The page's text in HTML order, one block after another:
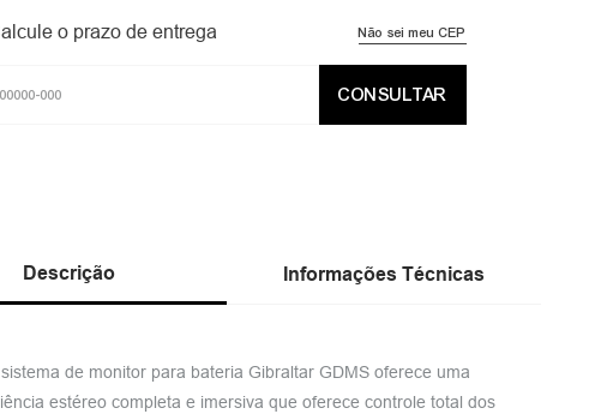
o prazo de entrega Não sei meu CEP
CONSULTAR
Descrição Informações Técnicas
de monitor para bateria Gibraltar GDMS oferece uma
estéreo completa e imersiva que oferece controle total dos